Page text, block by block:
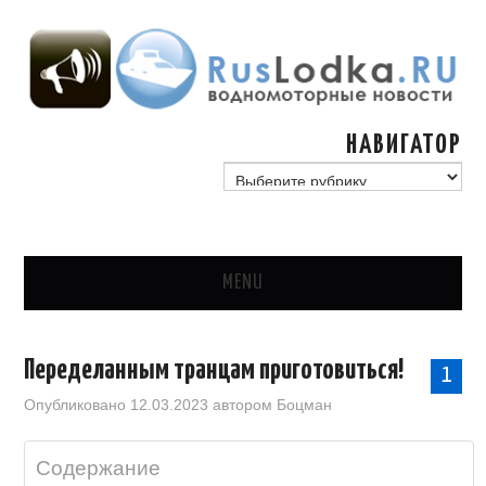
НАВИГАТОР
навигатор
MENU
ГИМС, ГОСУДАРСТВО
1
Переделанным транцам приготовиться!
Опубликовано 12.03.2023 автором Боцман
Содержание